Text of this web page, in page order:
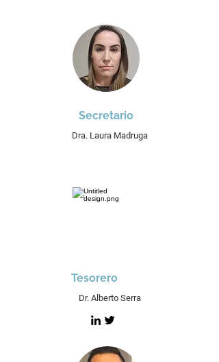
Secretario
Dra. Laura Madruga
Tesorero
Dr. Alberto Serra